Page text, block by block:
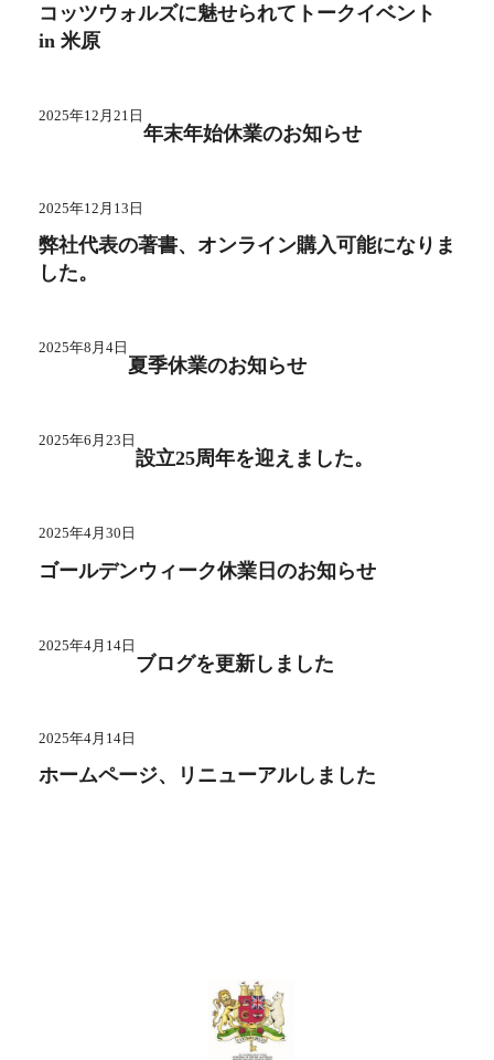
コッツウォルズに魅せられてトークイベント
in 米原
2025年12月21日
年末年始休業のお知らせ
2025年12月13日
弊社代表の著書、オンライン購入可能になりま
した。
2025年8月4日
夏季休業のお知らせ
2025年6月23日
設立25周年を迎えました。
2025年4月30日
ゴールデンウィーク休業日のお知らせ
2025年4月14日
ブログを更新しました
2025年4月14日
ホームページ、リニューアルしました